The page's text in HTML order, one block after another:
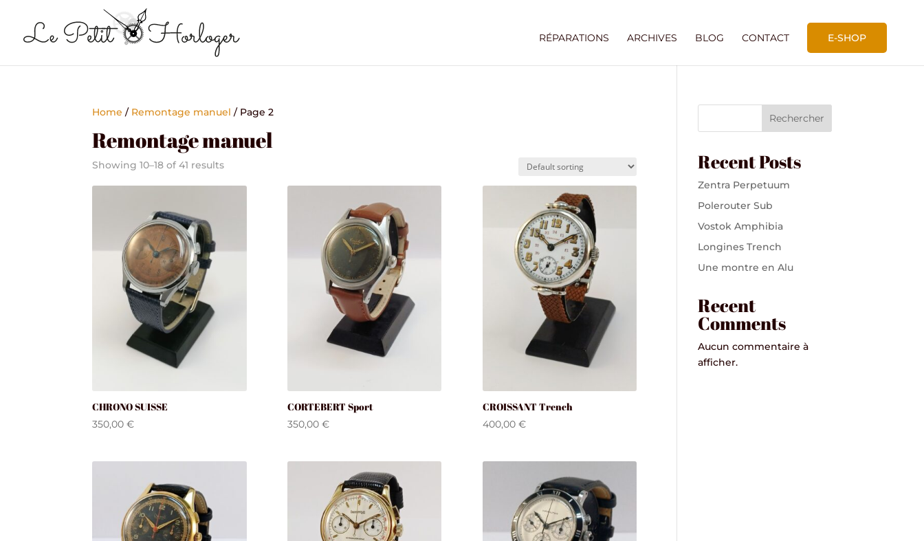
RÉPARATIONS ARCHIVES BLOG CONTACT E-SHOP
Home / Remontage manuel / Page 2
Remontage manuel
Showing 10–18 of 41 results
CHRONO SUISSE
350,00€
CORTEBERT Sport
350,00 €
CROISSANT Trench
400,00 €
Rechercher
Recent Posts
Zentra Perpetuum
Polerouter Sub
Vostok Amphibia
Longines Trench
Une montre en Alu
Recent
Comments
Aucun commentaire à
afficher.